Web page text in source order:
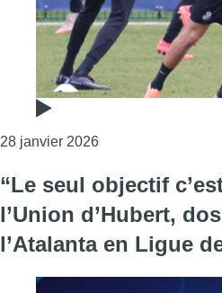
28 janvier 2026Consulter l'article
“Le seul objectif
l’Union d’Hubert,
l’Atalanta en Ligue